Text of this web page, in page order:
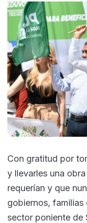
Con gratitud por
y llevarles una
requerían y que
gobiernos,
sector poniente de